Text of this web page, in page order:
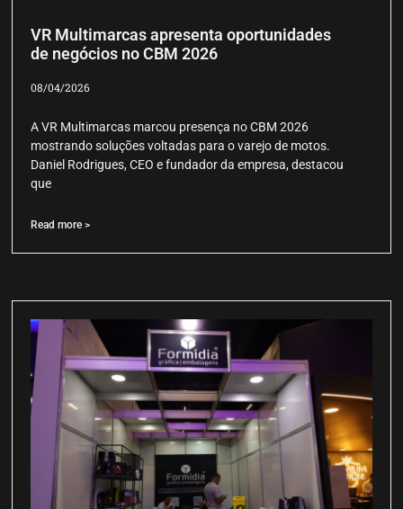
VR Multimarcas apresenta oportunidades
de negócios no CBM 2026
08/04/2026
A VR Multimarcas marcou presença no CBM 2026
mostrando soluções voltadas para o varejo de motos.
Daniel Rodrigues, CEO e fundador da empresa, destacou
que
Read more >